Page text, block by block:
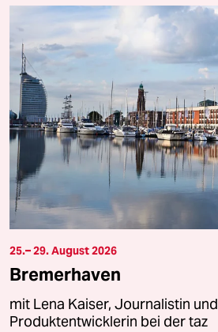
25.– 29. August 2026
Bremerhaven
mit Lena Kaiser, Journalistin und
Produktentwicklerin bei der taz